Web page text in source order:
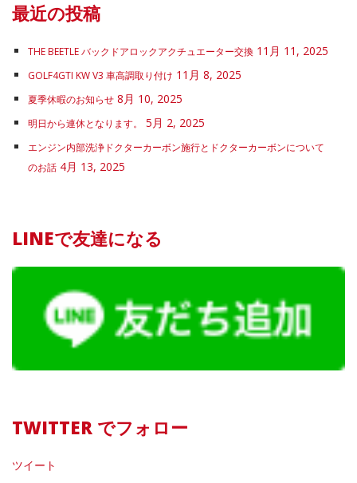
最近の投稿
THE BEETLE バックドアロックアクチュエーター交換 11月 11, 2025
GOLF4GTI KW V3 車高調取り付け 11月 8, 2025
夏季休暇のお知らせ 8月 10, 2025
明日から連休となります。 5月 2, 2025
エンジン内部洗浄ドクターカーボン施行とドクターカーボンについて
のお話 4月 13, 2025
LINEで友達になる
TWITTER でフォロー
ツイート